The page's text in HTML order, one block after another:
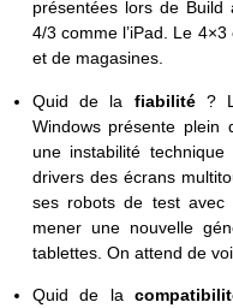
présentées lors de
4/3 comme l’iPad. Le
et de magasines.
Quid de la fiabilité?
Windows présente plein
une instabilité
drivers des écrans
ses robots de test avec
mener une nouvelle
tablettes. On attend de
Quid de la